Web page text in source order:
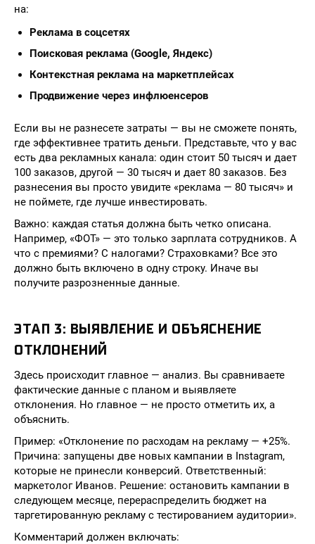
на:
Реклама в соцсетях
Поисковая реклама (Google, Яндекс)
Контекстная реклама на маркетплейсах
Продвижение через инфлюенсеров
Если вы не разнесете затраты — вы не сможете понять,
где эффективнее тратить деньги. Представьте, что у вас
есть два рекламных канала: один стоит 50 тысяч и дает
100 заказов, другой — 30 тысяч и дает 80 заказов. Без
разнесения вы просто увидите «реклама — 80 тысяч» и
не поймете, где лучше инвестировать.
Важно: каждая статья должна быть четко описана.
Например, «ФОТ» — это только зарплата сотрудников. А
что с премиями? С налогами? Страховками? Все это
должно быть включено в одну строку. Иначе вы
получите разрозненные данные.
ЭТАП 3: ВЫЯВЛЕНИЕ И ОБЪЯСНЕНИЕ
ОТКЛОНЕНИЙ
Здесь происходит главное — анализ. Вы сравниваете
фактические данные с планом и выявляете
отклонения. Но главное — не просто отметить их, а
объяснить.
Пример: «Отклонение по расходам на рекламу — +25%.
Причина: запущены две новых кампании в Instagram,
которые не принесли конверсий. Ответственный:
маркетолог Иванов. Решение: остановить кампании в
следующем месяце, перераспределить бюджет на
таргетированную рекламу с тестированием аудитории».
Комментарий должен включать: